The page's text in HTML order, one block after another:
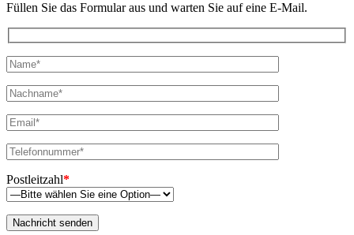
Füllen Sie das Formular aus und warten Sie auf eine E-Mail.
Postleitzahl*